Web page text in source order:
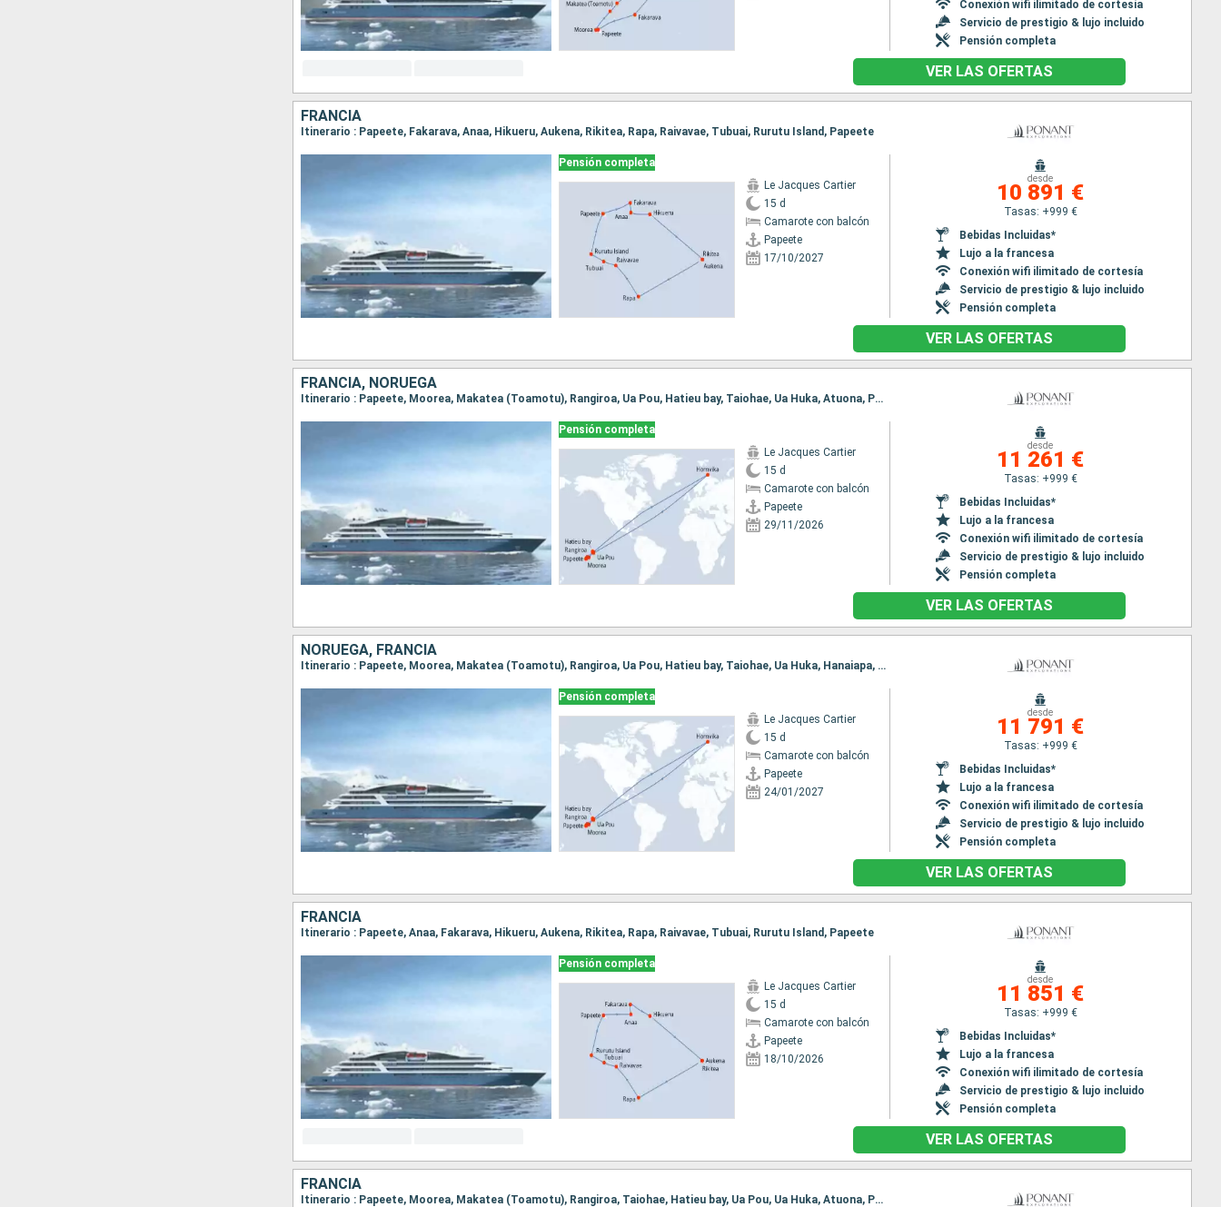
Conexión wifi ilimitado de cortesía
Servicio de prestigio & lujo incluido
Pensión completa
VER LAS OFERTAS
FRANCIA
Itinerario : Papeete, Fakarava, Anaa, Hikueru, Aukena, Rikitea, Rapa, Raivavae, Tubuai, Rurutu Island, Papeete
Pensión completa
Le Jacques Cartier
15 d
Camarote con balcón
Papeete
17/10/2027
desde
10 891 €
Tasas: +999 €
Bebidas Incluidas*
Lujo a la francesa
Conexión wifi ilimitado de cortesía
Servicio de prestigio & lujo incluido
Pensión completa
VER LAS OFERTAS
FRANCIA, NORUEGA
Itinerario : Papeete, Moorea, Makatea (Toamotu), Rangiroa, Ua Pou, Hatieu bay, Taiohae, Ua Huka, Atuona, Puama'u, Hiva Oa, Hornvika, Omoa, Hapatoni, Fakarava, Papeete
Pensión completa
Le Jacques Cartier
15 d
Camarote con balcón
Papeete
29/11/2026
desde
11 261 €
Tasas: +999 €
Bebidas Incluidas*
Lujo a la francesa
Conexión wifi ilimitado de cortesía
Servicio de prestigio & lujo incluido
Pensión completa
VER LAS OFERTAS
NORUEGA, FRANCIA
Itinerario : Papeete, Moorea, Makatea (Toamotu), Rangiroa, Ua Pou, Hatieu bay, Taiohae, Ua Huka, Hanaiapa, Puama'u, Hiva Oa, Hornvika, Omoa, Hapatoni, Fakarava, Papeete
Pensión completa
Le Jacques Cartier
15 d
Camarote con balcón
Papeete
24/01/2027
desde
11 791 €
Tasas: +999 €
Bebidas Incluidas*
Lujo a la francesa
Conexión wifi ilimitado de cortesía
Servicio de prestigio & lujo incluido
Pensión completa
VER LAS OFERTAS
FRANCIA
Itinerario : Papeete, Anaa, Fakarava, Hikueru, Aukena, Rikitea, Rapa, Raivavae, Tubuai, Rurutu Island, Papeete
Pensión completa
Le Jacques Cartier
15 d
Camarote con balcón
Papeete
18/10/2026
desde
11 851 €
Tasas: +999 €
Bebidas Incluidas*
Lujo a la francesa
Conexión wifi ilimitado de cortesía
Servicio de prestigio & lujo incluido
Pensión completa
VER LAS OFERTAS
FRANCIA
Itinerario : Papeete, Moorea, Makatea (Toamotu), Rangiroa, Taiohae, Hatieu bay, Ua Pou, Ua Huka, Atuona, Puama'u, Hiva Oa, Bay of Virgins, Omoa, Hapatoni, Fakarava, Papeete